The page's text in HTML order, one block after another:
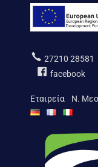
content
27210 28581
facebook
Εταιρεία Ν.